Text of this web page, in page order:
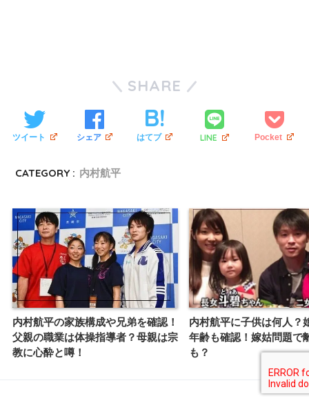
SHARE
ツイート シェア はてブ LINE Pocket
CATEGORY : 内村航平
内村航平の家族構成や兄弟を確認！
父親の職業は体操指導者？母親は宗
教に心酔と噂！
内村航平に子供は何人？
年齢も確認！嫁姑問題で
も？